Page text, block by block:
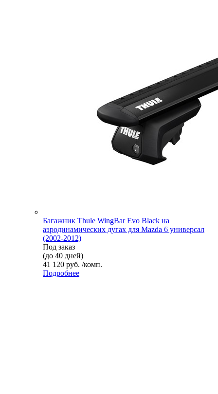
Багажник Thule WingBar Evo Black на
аэродинамических дугах для Mazda 6 универсал
(2002-2012)
Под заказ
(до 40 дней)
41 120 руб. /комп.
Подробнее